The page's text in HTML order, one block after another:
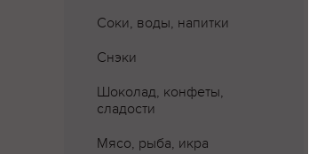
Соки, воды, напитки
Снэки
Шоколад, конфеты,
сладости
Мясо, рыба, икра